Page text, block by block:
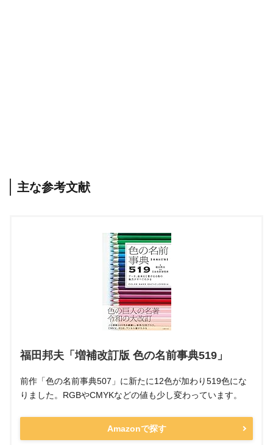
主な参考文献
福田邦夫「増補改訂版 色の名前事典519」
前作「色の名前事典507」に新たに12色が加わり519色にな
りました。RGBやCMYKなどの値も少し変わっています。
Amazonで探す